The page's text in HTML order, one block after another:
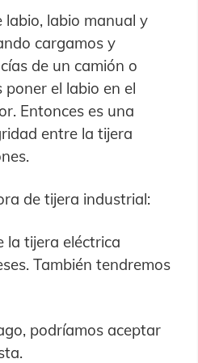
labio, labio manual y
cargamos y
de un camión o
el labio en el
Entonces es una
entre la tijera
de tijera industrial:
la tijera eléctrica
También tendremos
podríamos aceptar